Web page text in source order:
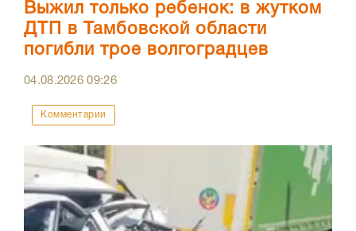
Выжил только ребенок: в жутком
ДТП в Тамбовской области
погибли трое волгоградцев
04.08.202609:26
Комментарии